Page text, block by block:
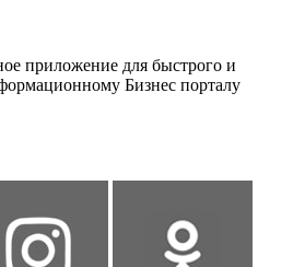
приложение для быстрого и
Бизнес порталу